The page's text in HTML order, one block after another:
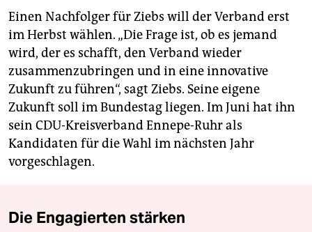
Einen Nachfolger für Ziebs will der Verband erst
im Herbst wählen. „Die Frage ist, ob es jemand
wird, der es schafft, den Verband wieder
zusammenzubringen und in eine innovative
Zukunft zu führen“, sagt Ziebs. Seine eigene
Zukunft soll im Bundestag liegen. Im Juni hat ihn
sein CDU-Kreisverband Ennepe-Ruhr als
Kandidaten für die Wahl im nächsten Jahr
vorgeschlagen.
Die Engagierten stärken